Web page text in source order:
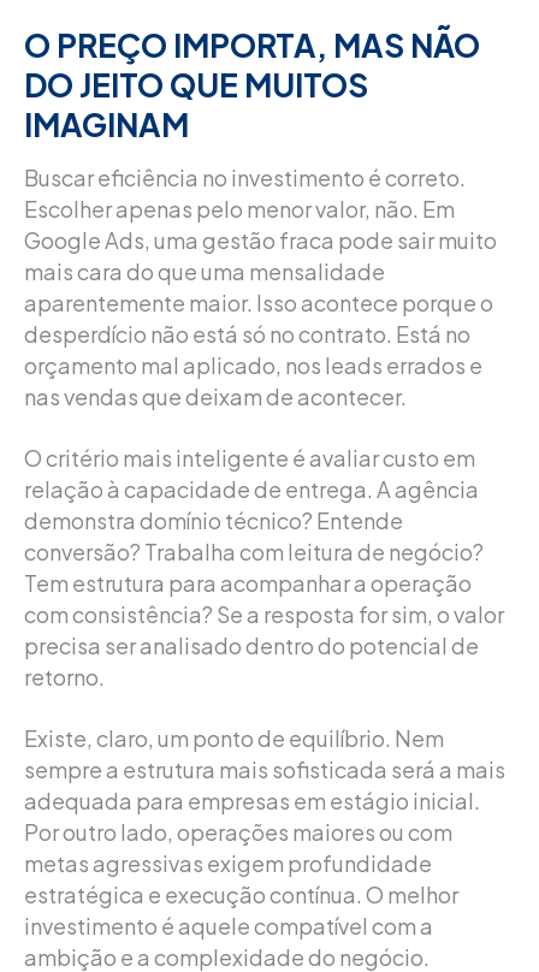
O PREÇO IMPORTA, MAS NÃO
DO JEITO QUE MUITOS
IMAGINAM
Buscar eficiência no investimento é correto.
Escolher apenas pelo menor valor, não. Em
Google Ads, uma gestão fraca pode sair muito
mais cara do que uma mensalidade
aparentemente maior. Isso acontece porque o
desperdício não está só no contrato. Está no
orçamento mal aplicado, nos leads errados e
nas vendas que deixam de acontecer.
O critério mais inteligente é avaliar custo em
relação à capacidade de entrega. A agência
demonstra domínio técnico? Entende
conversão? Trabalha com leitura de negócio?
Tem estrutura para acompanhar a operação
com consistência? Se a resposta for sim, o valor
precisa ser analisado dentro do potencial de
retorno.
Existe, claro, um ponto de equilíbrio. Nem
sempre a estrutura mais sofisticada será a mais
adequada para empresas em estágio inicial.
Por outro lado, operações maiores ou com
metas agressivas exigem profundidade
estratégica e execução contínua. O melhor
investimento é aquele compatível com a
ambição e a complexidade do negócio.